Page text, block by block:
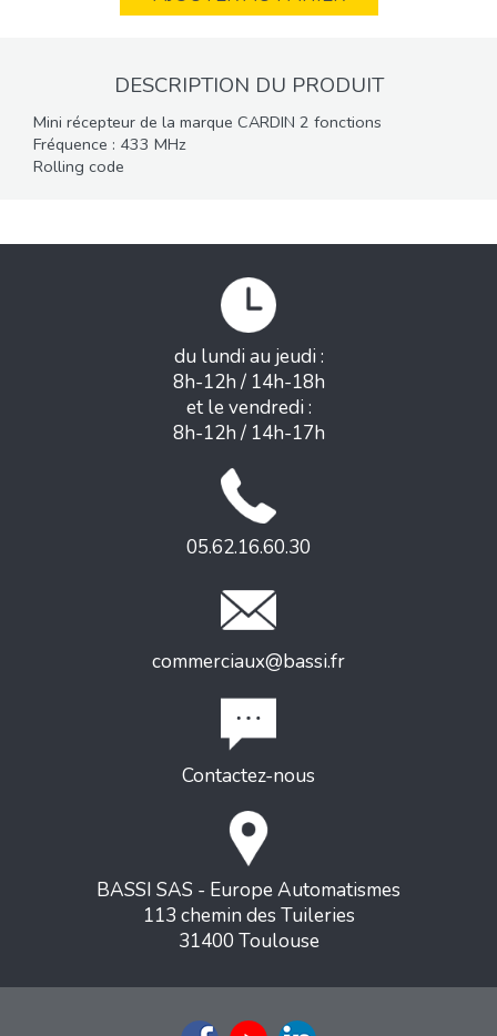
DESCRIPTION DU PRODUIT
Mini récepteur de la marque CARDIN 2 fonctions
Fréquence : 433 MHz
Rolling code
du lundi au jeudi :
8h-12h / 14h-18h
et le vendredi :
8h-12h / 14h-17h
05.62.16.60.30
commerciaux@bassi.fr
Contactez-nous
BASSI SAS - Europe Automatismes
113 chemin des Tuileries
31400 Toulouse